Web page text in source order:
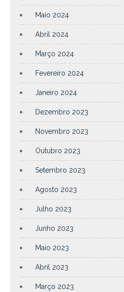
Maio 2024
Abril 2024
Março 2024
Fevereiro 2024
Janeiro 2024
Dezembro 2023
Novembro 2023
Outubro 2023
Setembro 2023
Agosto 2023
Julho 2023
Junho 2023
Maio 2023
Abril 2023
Março 2023